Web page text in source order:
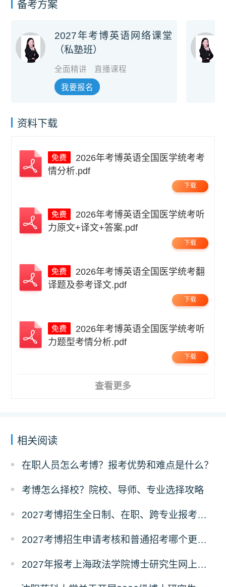
备考方案
2027年考博英语网络课堂
（私塾班）
全面精讲 直播课程
我要报名
资料下载
情分析.pdf
下载
力原文+译文+答案.pdf
下载
译题及参考译文.pdf
下载
力题型考情分析.pdf
下载
查看更多
相关阅读
在职人员怎么考博？报考优势和难点是什么？
考博怎么择校？院校、导师、专业选择攻略
2027考博招生全日制、在职、跨专业报考要求
2027考博招生申请考核和普通招考哪个更好考？
2027年报考上海政法学院博士研究生网上报名公告